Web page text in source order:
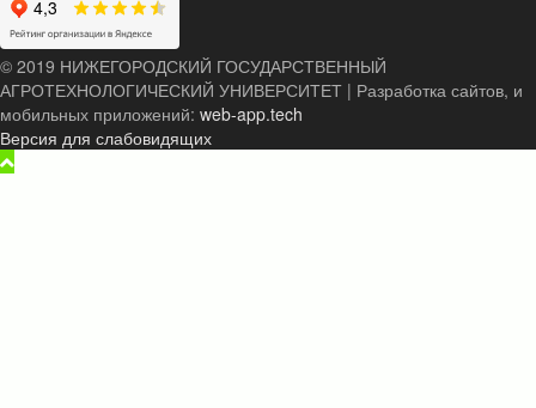
© 2019 НИЖЕГОРОДСКИЙ ГОСУДАРСТВЕННЫЙ
АГРОТЕХНОЛОГИЧЕСКИЙ УНИВЕРСИТЕТ | Разработка сайтов, и
мобильных приложений: web-app.tech
Версия для слабовидящих